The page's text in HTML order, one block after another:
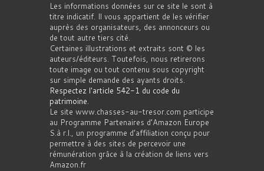
Les informations données sur ce site le sont à
titre indicatif. Il vous appartient de les vérifier
auprès des organisateurs, des annonceurs ou
de tout autre tiers cité.
Certaines illustrations et extraits sont © les
auteurs/éditeurs. Toutefois, nous retirerons
toute image ou tout contenu sous copyright
sur simple demande des ayants droits.
Respectez l'article 542-1 du code du
patrimoine.
Le site www.chasses-au-tresor.com participe
au Programme Partenaires d’Amazon Europe
S.à r.l., un programme d’affiliation conçu pour
permettre à des sites de percevoir une
rémunération grâce à la création de liens vers
Amazon.fr